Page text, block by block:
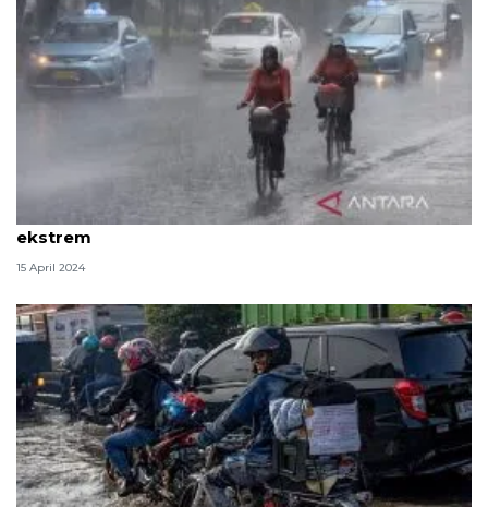
BMKG Sumsel imbau pemudik waspadai hujan
ekstrem
15 April 2024